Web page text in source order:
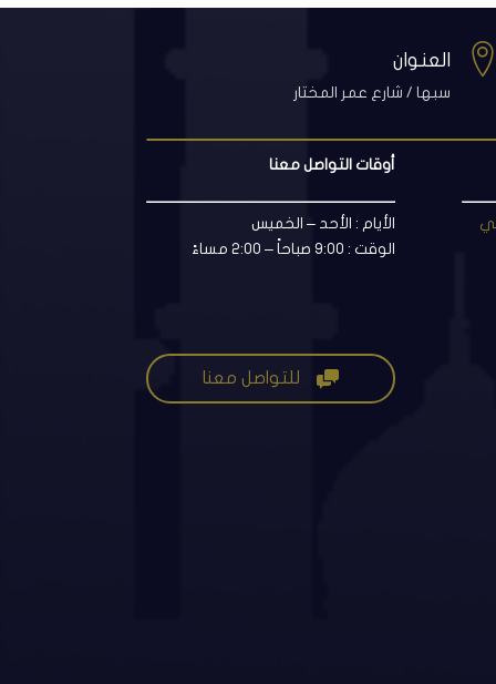
العنوان
سبها / شارع عمر المختار
أوقات التواصل معنا
الأيام : الأحد – الخميس
الوقت : 9:00 صباحاً – 2:00 مساءً
 للتواصل معنا